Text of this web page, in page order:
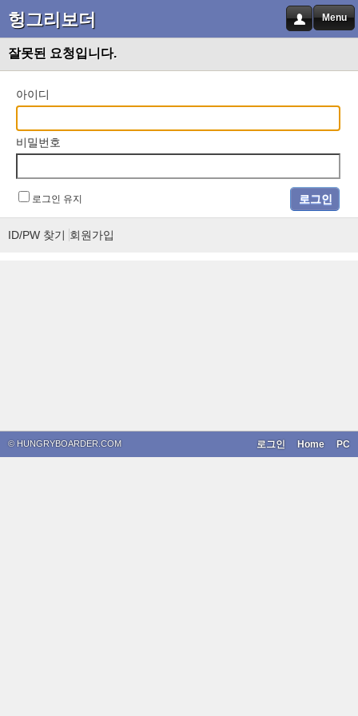
헝그리보더 Menu
잘못된 요청입니다.
아이디
비밀번호
로그인 유지
ID/PW 찾기 회원가입
© HUNGRYBOARDER.COM PC
Home
로그인